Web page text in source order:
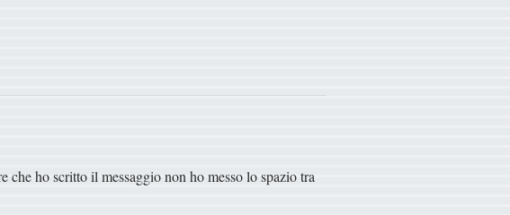
ho scritto il messaggio non ho messo lo spazio tra